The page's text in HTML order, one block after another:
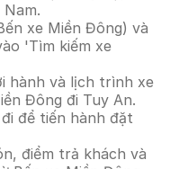
xe Miền Đông) và
'Tìm kiếm xe
hành và lịch trình xe
Đông đi Tuy An.
để tiến hành đặt
điểm trả khách và